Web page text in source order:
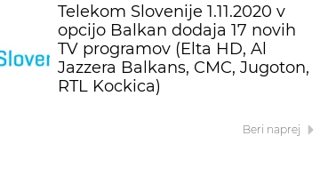
Telekom Slovenije 1.11.2020 v
opcijo Balkan dodaja 17 novih
TV programov (Elta HD, Al
Jazzera Balkans, CMC, Jugoton,
RTL Kockica)
Beri naprej